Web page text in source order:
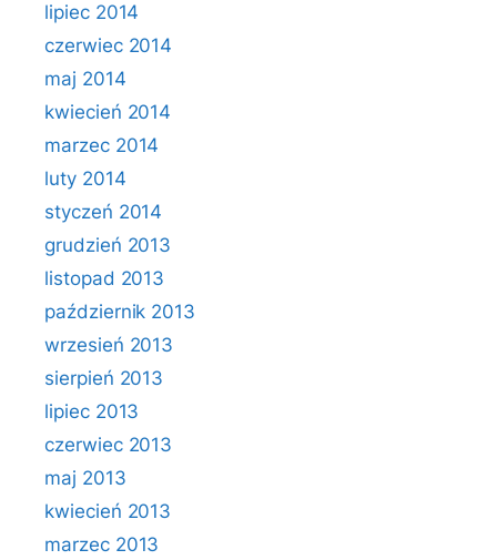
lipiec 2014
czerwiec 2014
maj 2014
kwiecień 2014
marzec 2014
luty 2014
styczeń 2014
grudzień 2013
listopad 2013
październik 2013
wrzesień 2013
sierpień 2013
lipiec 2013
czerwiec 2013
maj 2013
kwiecień 2013
marzec 2013